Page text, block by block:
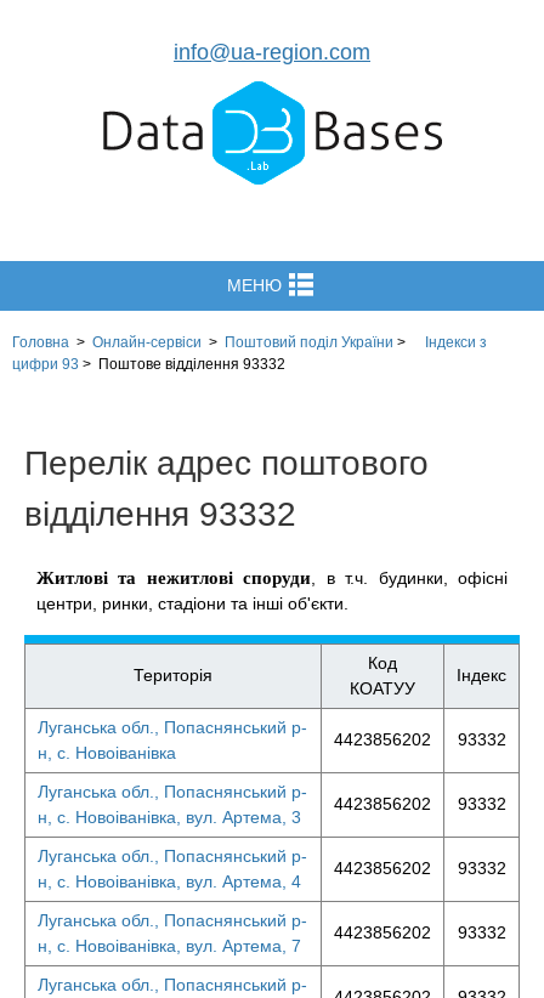
info@ua-region.com
МЕНЮ
Головна > Онлайн-сервіси > Поштовий поділ України >
Індекси з
цифри 93 > Поштове відділення 93332
Перелік адрес поштового
відділення 93332
Житлові та нежитлові споруди , в т.ч. будинки, офісні
центри, ринки, стадіони та інші об'єкти.
Територія
Код
КОАТУУ
Індекс
Луганська обл., Попаснянський р-
н, с. Новоіванівка
4423856202 93332
Луганська обл., Попаснянський р-
н, с. Новоіванівка, вул. Артема, 3
4423856202 93332
Луганська обл., Попаснянський р-
н, с. Новоіванівка, вул. Артема, 4
4423856202 93332
Луганська обл., Попаснянський р-
н, с. Новоіванівка, вул. Артема, 7
4423856202 93332
Луганська обл., Попаснянський р-